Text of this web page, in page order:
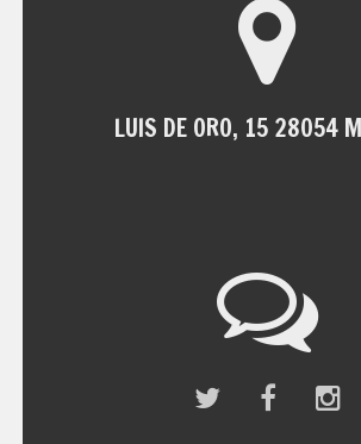
LUIS DE ORO, 15 28054